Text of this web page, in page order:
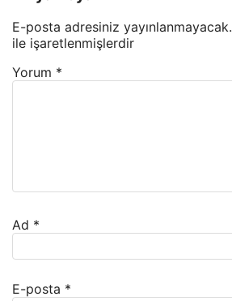
E-posta adresiniz yayınlanmayacak.
ile işaretlenmişlerdir
Yorum *
Ad *
E-posta *